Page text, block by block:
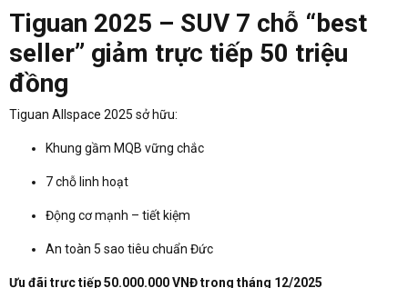
Tiguan 2025 – SUV 7 chỗ “best
seller” giảm trực tiếp 50 triệu
đồng
Tiguan Allspace 2025 sở hữu:
Khung gầm MQB vững chắc
7 chỗ linh hoạt
Động cơ mạnh – tiết kiệm
An toàn 5 sao tiêu chuẩn Đức
Ưu đãi trực tiếp 50.000.000 VNĐ trong tháng 12/2025